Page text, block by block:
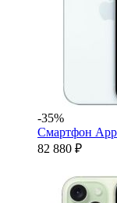
-35%
Смартфон
82 880 ₽